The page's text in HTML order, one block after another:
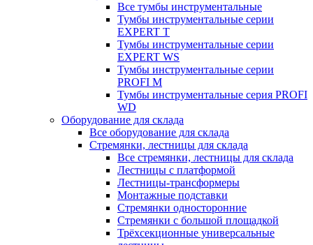
Все тумбы инструментальные
Тумбы инструментальные серии
EXPERT T
Тумбы инструментальные серии
EXPERT WS
Тумбы инструментальные серии
PROFI M
Тумбы инструментальные серия PROFI
WD
Оборудование для склада
Все оборудование для склада
Стремянки, лестницы для склада
Все стремянки, лестницы для склада
Лестницы с платформой
Лестницы-трансформеры
Монтажные подставки
Стремянки односторонние
Стремянки с большой площадкой
Трёхсекционные универсальные